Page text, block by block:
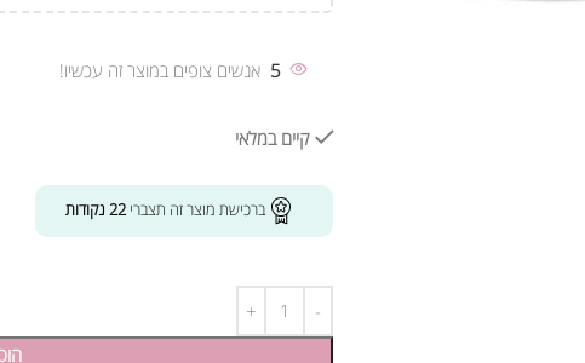
5 אנשים צופים במוצר זה עכשיו!
קיים במלאי
ברכישת מוצר זה תצברי 22 נקודות